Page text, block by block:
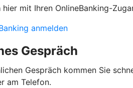
hier mit Ihren OnlineBanking-
anmelden
Gespräch
Gespräch kommen Sie
am Telefon.